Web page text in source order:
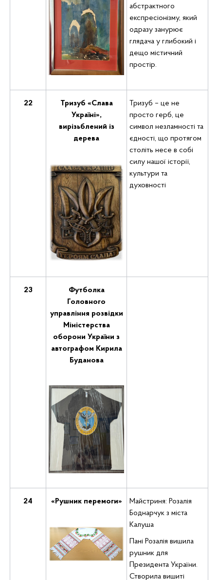
абстрактного
експресіонізму, який
одразу занурює
глядача у глибокий і
дещо містичний
простір.
22
Тризуб «Слава
Україні»,
вирізьблений із
дерева
Тризуб – це не
просто герб, це
символ незламності та
єдності, що протягом
століть несе в собі
силу нашої історії,
культури та
духовності
23
Футболка
Головного
управління розвідки
Міністерства
оборони України з
автографом Кирила
Буданова
24 «Рушник перемоги»
Майстриня: Розалія
Боднарчук з міста
Калуша
Пані Розалія вишила
рушник для
Президента України.
Створила вишиті